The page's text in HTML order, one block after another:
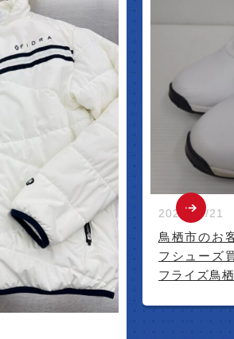
2026/07/21
鳥栖市のお
フシューズ
フライズ鳥